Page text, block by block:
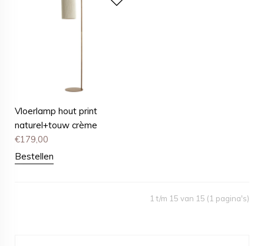
Vloerlamp hout print
naturel+touw crème
€179,00
Bestellen
1 t/m 15 van 15 (1 pagina's)